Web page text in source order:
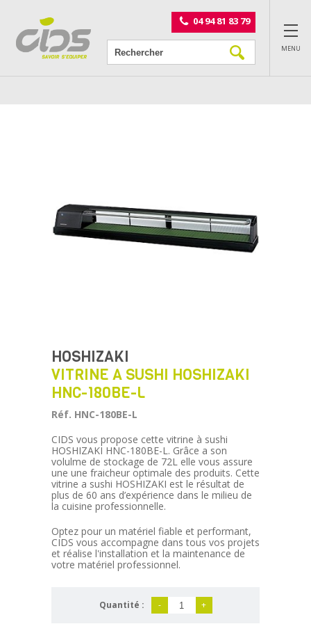
04 94 81 83 79
MENU
HOSHIZAKI
VITRINE A SUSHI HOSHIZAKI
HNC-180BE-L
Réf. HNC-180BE-L
CIDS vous propose cette vitrine à sushi
HOSHIZAKI HNC-180BE-L. Grâce a son
volulme de stockage de 72L elle vous assure
une une fraicheur optimale des produits. Cette
vitrine a sushi HOSHIZAKI est le résultat de
plus de 60 ans d’expérience dans le milieu de
la cuisine professionnelle.
Optez pour un matériel fiable et performant,
CIDS vous accompagne dans tous vos projets
et réalise l'installation et la maintenance de
votre matériel professionnel.
Quantité : - +